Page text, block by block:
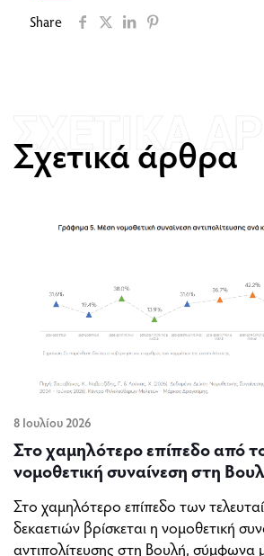
Share
Σχετικά άρθρα
8 Ιουλίου 2026
Στο χαμηλότερο επίπεδο από
νομοθετική συναίνεση στη
Στο χαμηλότερο επίπεδο των
δεκαετιών βρίσκεται η νομοθετική
αντιπολίτευσης στη Βουλή, σύμφωνα